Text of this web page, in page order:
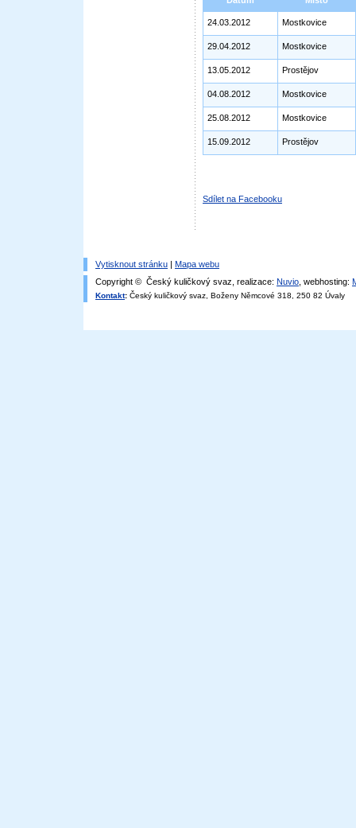
24.03.2012 Mostkovice
29.04.2012 Mostkovice
13.05.2012 Prostějov
04.08.2012 Mostkovice
25.08.2012 Mostkovice
15.09.2012 Prostějov
Sdílet na Facebooku
Vytisknout stránku | Mapa webu
Copyright © Český kuličkový svaz, realizace: Nuvio , webhosting:
Kontakt: Český kuličkový svaz, Boženy Němcové 318, 250 82 Úvaly